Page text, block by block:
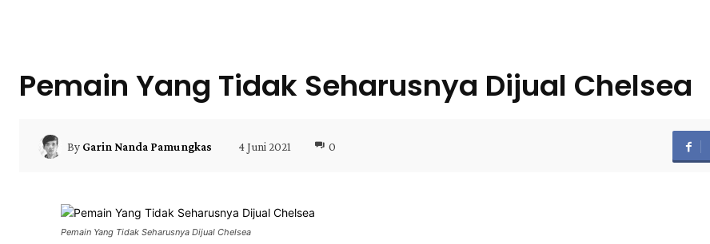
Pemain Yang Tidak Seharusnya Dijual Chelsea
By Garin Nanda Pamungkas 4 Juni 2021 0
Pemain Yang Tidak Seharusnya Dijual Chelsea